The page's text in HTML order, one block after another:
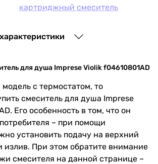
картриджный смеситель
к водопроводу
Чешская Республика
Violik
внешняя часть смесителя,
гарантийный талон, крепеж,
скрытая часть смесителя
для душа Imprese Violik f04610801AD
с термостатом, то
смеситель для душа Imprese
Его особенность в том, что он
– при помощи
установить подачу на верхний
излив. При этом обратите внимание
смесителя на данной странице –